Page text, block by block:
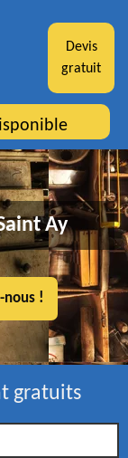
Devis
gratuit
Ay
nous !
gratuits